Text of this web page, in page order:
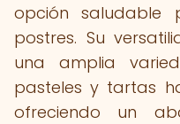
opción saludable
postres. Su
una amplia
pasteles y tartas
ofreciendo un